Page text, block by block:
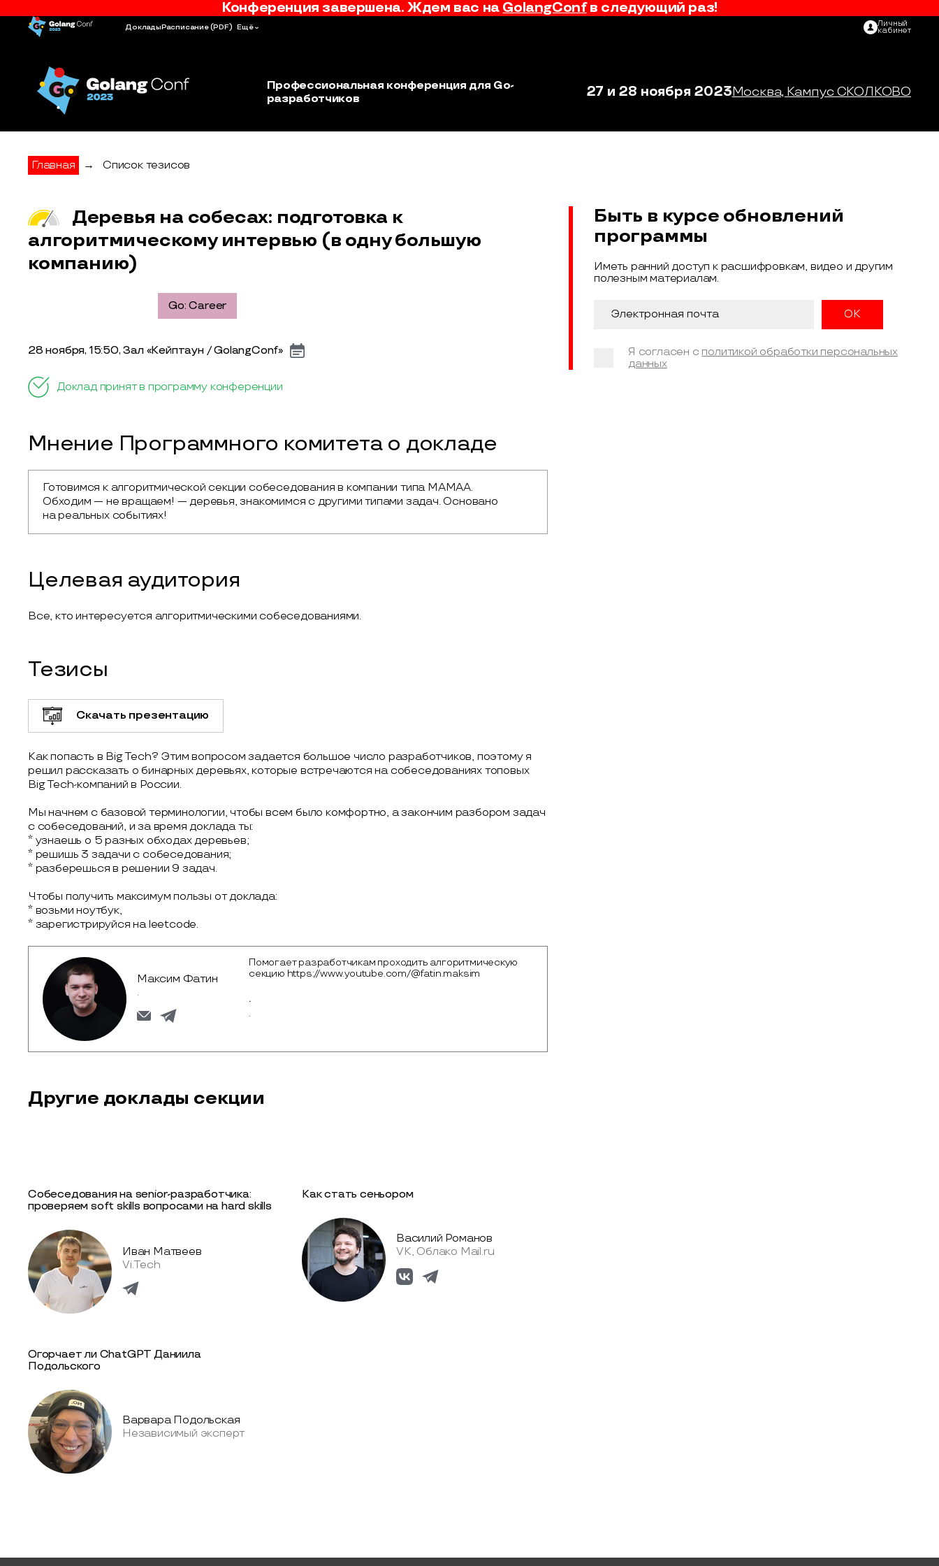
Конференция завершена. Ждем вас на GolangConfв следующий раз!
Доклады Расписание(PDF) Ещё Личный
кабинет
Профессиональная конференция для Go-
разработчиков
27 и 28 ноября 2023Москва, Кампус СКОЛКОВО
Главная → Список тезисов
Деревья на собесах: подготовка к
алгоритмическому интервью (в одну большую
компанию)
Go: Career
28 ноября, 15:50, Зал «Кейптаун / GolangConf»
Доклад принят в программу конференции
Мнение Программного комитета о докладе
Готовимся к алгоритмической секции собеседования в компании типа MAMAA.
Обходим — не вращаем! — деревья, знакомимся с другими типами задач. Основано
на реальных событиях!
Целевая аудитория
Все, кто интересуется алгоритмическими собеседованиями.
Тезисы
Скачать презентацию
Как попасть в Big Tech? Этим вопросом задается большое число разработчиков, поэтому я
решил рассказать о бинарных деревьях, которые встречаются на собеседованиях топовых
Big Tech-компаний в России.
Мы начнем с базовой терминологии, чтобы всем было комфортно, а закончим разбором задач
с собеседований, и за время доклада ты:
* узнаешь о 5 разных обходах деревьев;
* решишь 3 задачи с собеседования;
* разберешься в решении 9 задач.
Чтобы получить максимум пользы от доклада:
* возьми ноутбук,
* зарегистрируйся на leetcode.
Максим Фатин
.
Помогает разработчикам проходить алгоритмическую
секцию https://www.youtube.com/@fatin.maksim
.
.
Другие доклады секции
Собеседования на senior-разработчика:
проверяем soft skills вопросами на hard skills
Иван Матвеев
Vi.Tech
Как стать сеньором
Василий Романов
VK, Облако Mail.ru
Огорчает ли ChatGPT Даниила
Подольского
Варвара Подольская
Независимый эксперт
Быть в курсе обновлений
программы
Иметь ранний доступ к расшифровкам, видео и другим
полезным материалам.
Я согласен с политикой обработки персональных
данных